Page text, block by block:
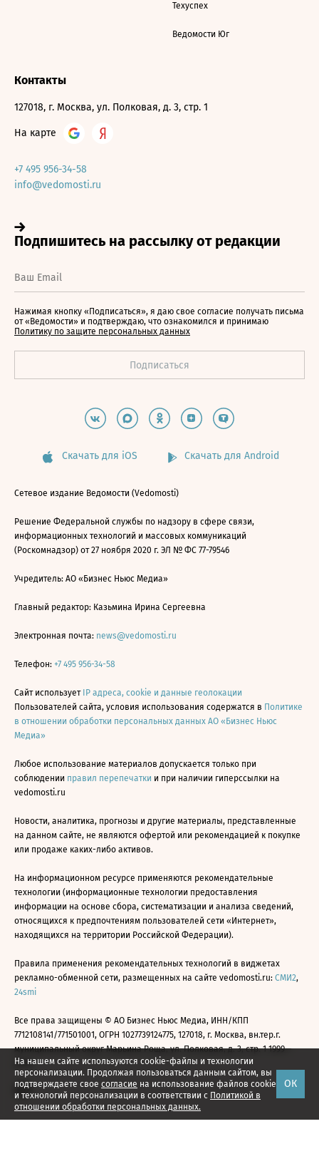
На нашем сайте используются cookie-файлы и технологии
персонализации. Продолжая пользоваться данным сайтом, вы
подтверждаете свое согласие на использование файлов cookie
и технологий персонализации в соответствии с Политикой в
отношении обработки персональных данных.
ОК
Техуспех
Ведомости Юг
Контакты
127018, г. Москва, ул. Полковая, д. 3, стр. 1
На карте
+7 495 956-34-58
info@vedomosti.ru
Нажимая кнопку «Подписаться», я даю свое согласие получать письма
от «Ведомости» и подтверждаю, что ознакомился и принимаю
Политику по защите персональных данных
Скачать для iOS Скачать для Android
Сетевое издание Ведомости (Vedomosti)
Решение Федеральной службы по надзору в сфере связи,
информационных технологий и массовых коммуникаций
(Роскомнадзор) от 27 ноября 2020 г. ЭЛ № ФС 77-79546
Учредитель: АО «Бизнес Ньюс Медиа»
Главный редактор: Казьмина Ирина Сергеевна
Электронная почта: news@vedomosti.ru
Телефон: +7 495 956-34-58
Сайт использует IP адреса, cookie и данные геолокации
Пользователей сайта, условия использования содержатся в Политике
в отношении обработки персональных данных АО «Бизнес Ньюс
Медиа»
Любое использование материалов допускается только при
соблюдении правил перепечатки и при наличии гиперссылки на
vedomosti.ru
Новости, аналитика, прогнозы и другие материалы, представленные
на данном сайте, не являются офертой или рекомендацией к покупке
или продаже каких-либо активов.
На информационном ресурсе применяются рекомендательные
технологии (информационные технологии предоставления
информации на основе сбора, систематизации и анализа сведений,
относящихся к предпочтениям пользователей сети «Интернет»,
находящихся на территории Российской Федерации).
Правила применения рекомендательных технологий в виджетах
рекламно-обменной сети, размещенных на сайте vedomosti.ru: СМИ2,
24smi
Все права защищены © АО Бизнес Ньюс Медиа, ИНН/КПП
7712108141/771501001, ОГРН 1027739124775, 127018, г. Москва, вн.тер.г.
муниципальный округ Марьина Роща, ул. Полковая, д. 3, стр. 1 1999—
2026